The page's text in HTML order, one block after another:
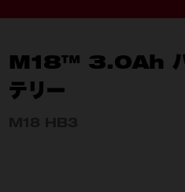
M18™ 3.0Ah パ
テリー